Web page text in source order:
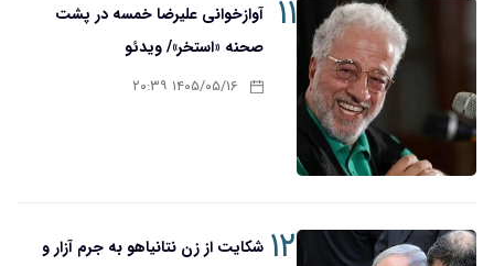
۱۱
آوازخوانی علیرضا خمسه در پشت
صحنه «استخر»/ ویدئو
۱۴۰۵/۰۵/۱۶ ۲۰:۳۹
۱۲ شکایت از زن نتانیاهو به جرم آزار و